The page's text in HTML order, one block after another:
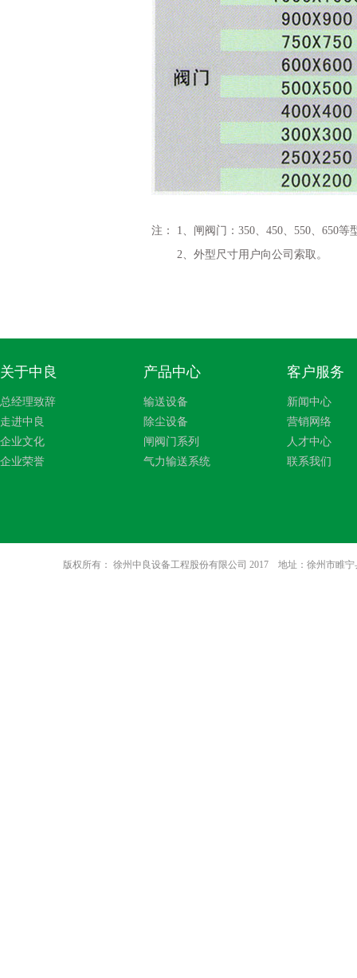
注： 1、闸阀门：350、450、550、650
2、外型尺寸用户向公司索取。
关于中良
总经理致辞
走进中良
企业文化
企业荣誉
产品中心
输送设备
除尘设备
闸阀门系列
气力输送系统
客户服务
新闻中心
营销网络
人才中心
联系我们
版权所有： 徐州中良设备工程股份有限公司 2017 地址：徐州市睢